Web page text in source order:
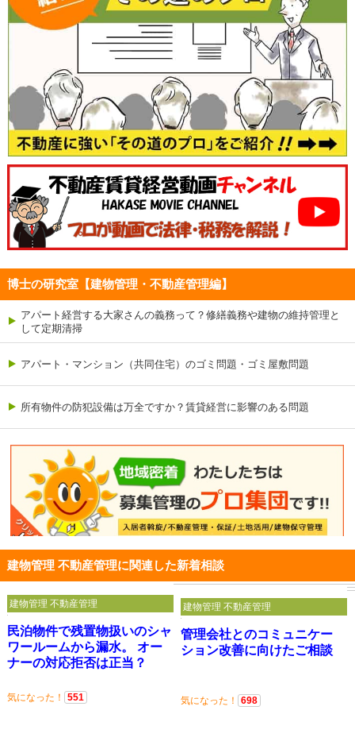
博士の研究室【建物管理・不動産管理編】
アパート経営する大家さんの義務って？修繕義務や建物の維持管理と
して定期清掃
アパート・マンション（共同住宅）のゴミ問題・ゴミ屋敷問題
所有物件の防犯設備は万全ですか？賃貸経営に影響のある問題
建物管理 不動産管理に関連した新着相談
民泊物件で残置物扱いのシャ
ワールームから漏水。 オー
ナーの対応拒否は正当？
気になった！ 551
建物管理 不動産管理
管理会社とのコミュニケー
ション改善に向けたご相談
気になった！ 698
建物管理 不動産管理